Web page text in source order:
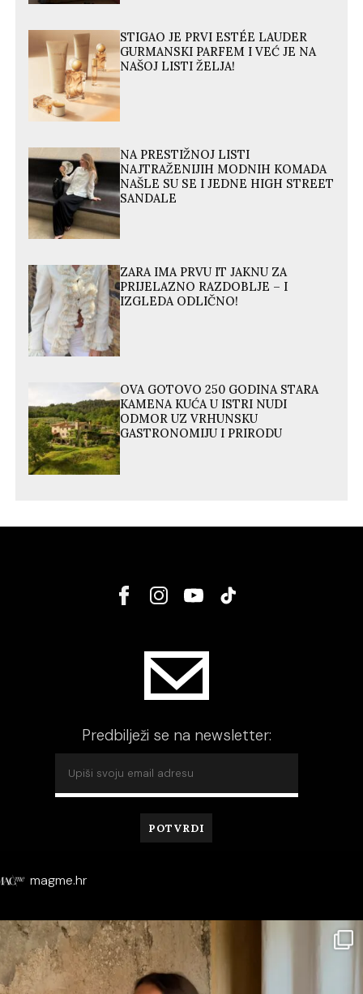
STIGAO JE PRVI ESTÉE LAUDER
GURMANSKI PARFEM I VEĆ JE NA
NAŠOJ LISTI ŽELJA!
NA PRESTIŽNOJ LISTI
NAJTRAŽENIJIH MODNIH KOMADA
NAŠLE SU SE I JEDNE HIGH STREET
SANDALE
ZARA IMA PRVU IT JAKNU ZA
PRIJELAZNO RAZDOBLJE – I
IZGLEDA ODLIČNO!
OVA GOTOVO 250 GODINA STARA
KAMENA KUĆA U ISTRI NUDI
ODMOR UZ VRHUNSKU
GASTRONOMIJU I PRIRODU
Predbilježi se na newsletter:
magme.hr